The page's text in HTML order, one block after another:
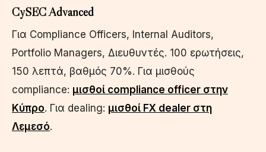
CySEC Advanced
Για Compliance Officers, Internal Auditors,
Portfolio Managers, Διευθυντές. 100 ερωτήσεις,
150 λεπτά, βαθμός 70%. Για μισθούς
compliance: μισθοί compliance officer στην
Κύπρο. Για dealing: μισθοί FX dealer στη
Λεμεσό.